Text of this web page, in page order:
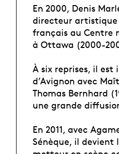
En 2000, Denis
directeur artistique
français au Centre
à Ottawa (2000-
À six reprises, il est
d’Avignon avec
Thomas Bernhard
une grande
En 2011, avec
Sénèque, il devient